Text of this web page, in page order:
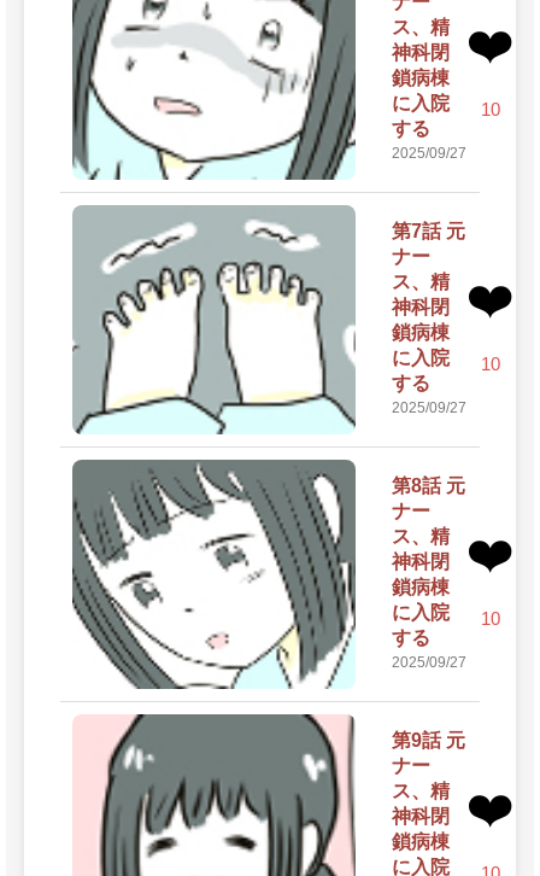
ス、精
神科閉
鎖病棟
に入院
する
2025/09/27
❤️
10
第7話 元
ナー
ス、精
神科閉
鎖病棟
に入院
する
2025/09/27
❤️
10
第8話 元
ナー
ス、精
神科閉
鎖病棟
に入院
する
2025/09/27
❤️
10
第9話 元
ナー
ス、精
神科閉
鎖病棟
に入院
❤️